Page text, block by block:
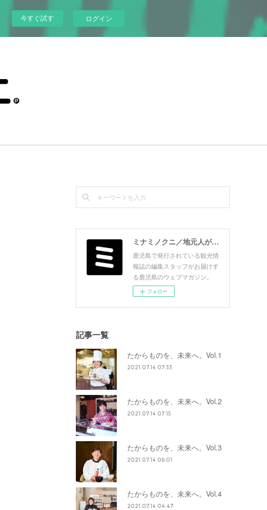
今すぐ試す ログイン
ミナミノクニ／地元人が見つけた面白い鹿児島
鹿児島で発行されている観光情
報誌の編集スタッフがお届けす
る鹿児島のウェブマガジン。
フォロー
記事一覧
たからものを、未来へ。Vol.1
2021.07.14 07:33
たからものを、未来へ。Vol.2
2021.07.14 07:15
たからものを、未来へ。Vol.3
2021.07.14 06:01
たからものを、未来へ。Vol.4
2021.07.14 04:47